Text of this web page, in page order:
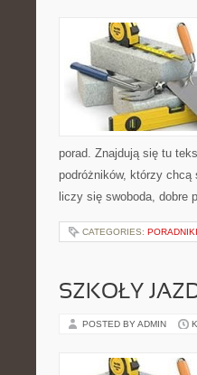
porad. Znajdują się tu
podróżników, którzy chcą
liczy się swoboda, dobre
CATEGORIES:
SZKOŁY
POSTED BY ADMIN